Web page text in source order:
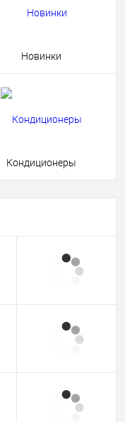
Новинки
Кондиционеры